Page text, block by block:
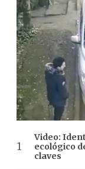
Video:
ecológico
claves